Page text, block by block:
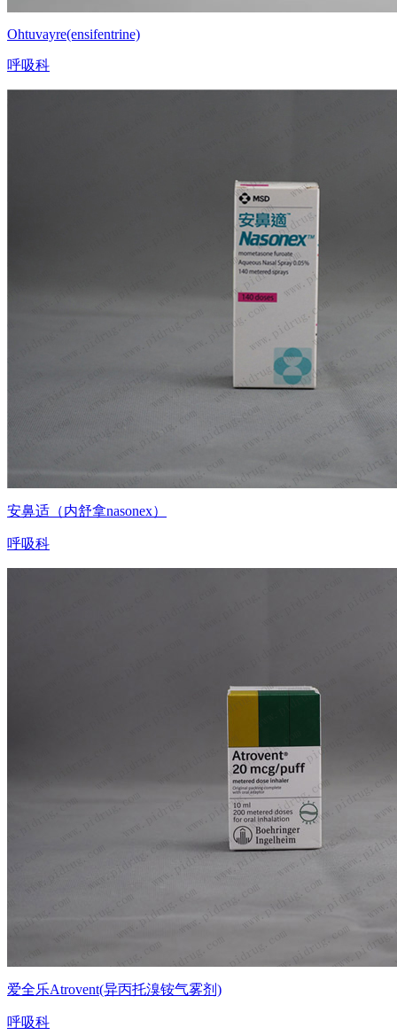
Ohtuvayre(ensifentrine)
呼吸科
安鼻适（内舒拿nasonex）
呼吸科
爱全乐Atrovent(异丙托溴铵气雾剂)
呼吸科